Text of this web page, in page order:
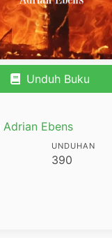
Unduh Buku
Adrian Ebens
UNDUHAN
390